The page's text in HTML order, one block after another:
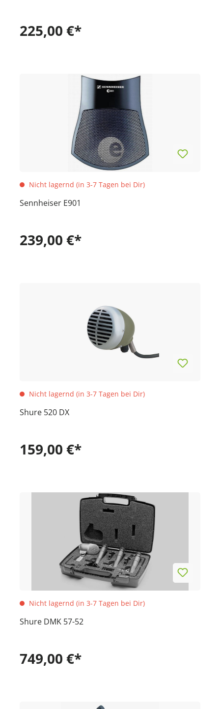
225,00 €*
Nicht lagernd (in 3-7 Tagen bei Dir)
Sennheiser E901
239,00 €*
Nicht lagernd (in 3-7 Tagen bei Dir)
Shure 520 DX
159,00 €*
Nicht lagernd (in 3-7 Tagen bei Dir)
Shure DMK 57-52
749,00 €*